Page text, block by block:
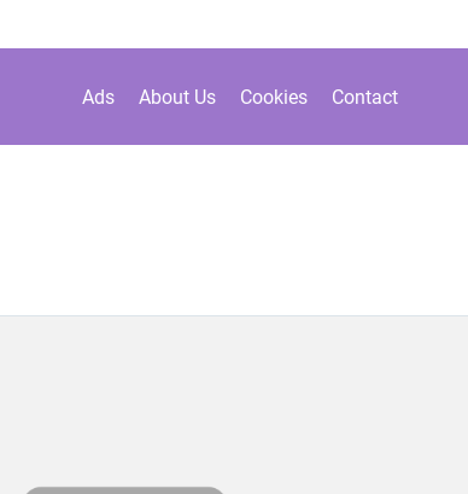
Ads About Us Cookies Contact